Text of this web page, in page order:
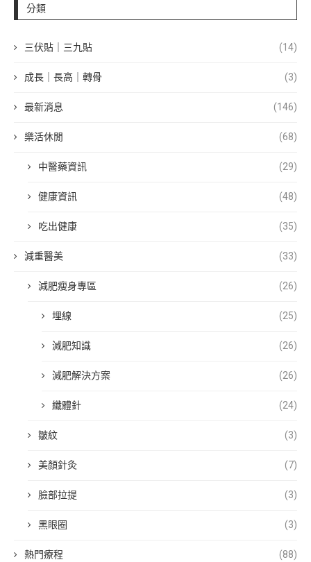
分類
三伏貼｜三九貼 (14)
成長｜長高｜轉骨 (3)
最新消息 (146)
樂活休閒 (68)
中醫藥資訊 (29)
健康資訊 (48)
吃出健康 (35)
減重醫美 (33)
減肥瘦身專區 (26)
埋線 (25)
減肥知識 (26)
減肥解決方案 (26)
纖體針 (24)
皺紋 (3)
美顏針灸 (7)
臉部拉提 (3)
黑眼圈 (3)
熱門療程 (88)